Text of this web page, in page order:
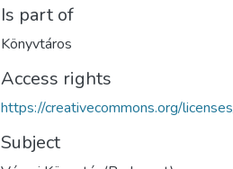
Is part of
Könyvtáros
Access rights
https://creativecommons.org/
Subject